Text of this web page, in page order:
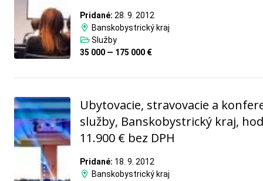
Pridané: 28. 9. 2012
Banskobystrický kraj
Služby
35 000 — 175 000 €
Ubytovacie, stravovacie a
služby, Banskobystrický kraj,
11.900 € bez DPH
Pridané: 18. 9. 2012
Banskobystrický kraj